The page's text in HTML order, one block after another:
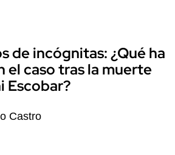
de incógnitas: ¿Qué ha
el caso tras la muerte
Escobar?
Castro